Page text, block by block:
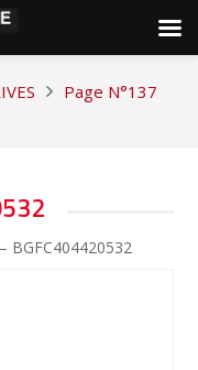
Page N°137
BGFC404420532